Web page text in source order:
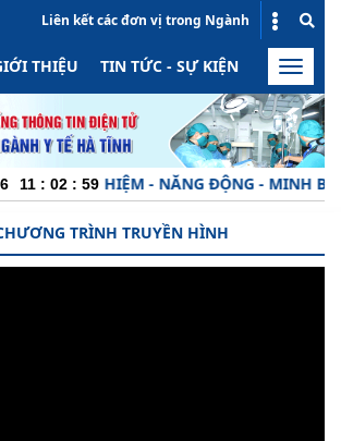
Liên kết các đơn vị trong Ngành
THIỆU TIN TỨC - SỰ KIỆN HOẠT
Toggle
11 : 02 : 59
TRÁCH NHIỆM - NĂNG ĐỘNG - MINH BẠCH
TRÌNH TRUYỀN HÌNH